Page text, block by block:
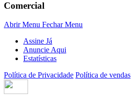
Comercial
Abrir Menu Fechar Menu
Assine Já
Anuncie Aqui
Estatísticas
Política de Privacidade Política de vendas